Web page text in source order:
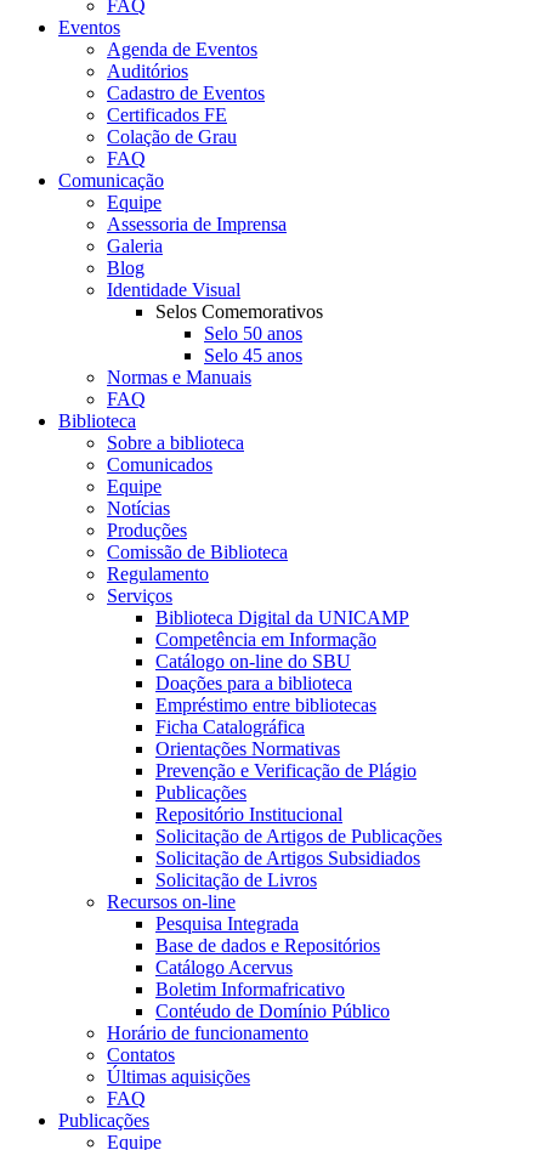
FAQ
Eventos
Agenda de Eventos
Auditórios
Cadastro de Eventos
Certificados FE
Colação de Grau
FAQ
Comunicação
Equipe
Assessoria de Imprensa
Galeria
Blog
Identidade Visual
Selos Comemorativos
Selo 50 anos
Selo 45 anos
Normas e Manuais
FAQ
Biblioteca
Sobre a biblioteca
Comunicados
Equipe
Notícias
Produções
Comissão de Biblioteca
Regulamento
Serviços
Biblioteca Digital da UNICAMP
Competência em Informação
Catálogo on-line do SBU
Doações para a biblioteca
Empréstimo entre bibliotecas
Ficha Catalográfica
Orientações Normativas
Prevenção e Verificação de Plágio
Publicações
Repositório Institucional
Solicitação de Artigos de Publicações
Solicitação de Artigos Subsidiados
Solicitação de Livros
Recursos on-line
Pesquisa Integrada
Base de dados e Repositórios
Catálogo Acervus
Boletim Informafricativo
Contéudo de Domínio Público
Horário de funcionamento
Contatos
Últimas aquisições
FAQ
Publicações
Equipe